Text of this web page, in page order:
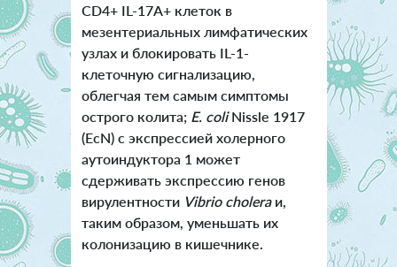
CD4+ IL-17A+ клеток в
мезентериальных лимфатических
узлах и блокировать IL-1-
клеточную сигнализацию,
облегчая тем самым симптомы
острого колита; E. coliNissle 1917
(EcN) с экспрессией холерного
аутоиндуктора 1 может
сдерживать экспрессию генов
вирулентности Vibrio choleraи,
таким образом, уменьшать их
колонизацию в кишечнике.